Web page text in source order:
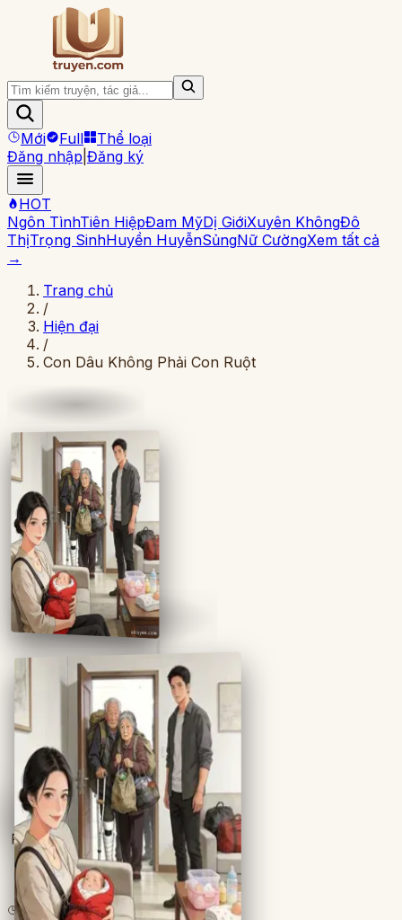
Mới Full
Thể loại
Đăng nhập Đăng ký
HOT
Ngôn TìnhTiên HiệpĐam MỹDị GiớiXuyên KhôngĐô
ThịTrọng SinhHuyền HuyễnSủngNữ CườngXem tất cả
→
Trang chủ
/
Hiện đại
/
Con Dâu Không Phải Con Ruột
Full
4 lượt đọc· 9chương